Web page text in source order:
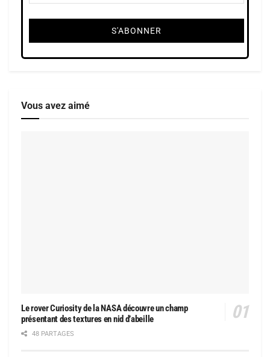
Vous avez aimé
Le rover Curiosity de la NASA découvre un champ
présentant des textures en nid d’abeille
48 PARTAGES